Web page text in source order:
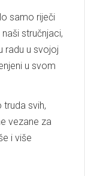
samo riječi
stručnjaci,
radu u svojoj
u svom
truda svih,
vezane za
i više